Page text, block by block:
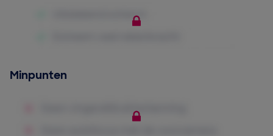
Minpunten